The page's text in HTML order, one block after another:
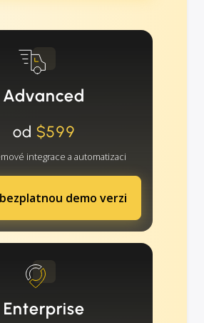
Advanced
od $599
integrace a automatizaci
demo verzi
Enterprise